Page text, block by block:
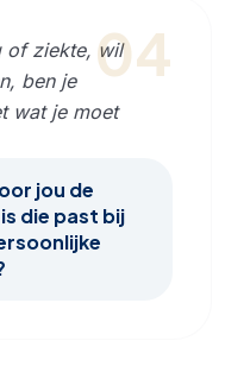
04
of ziekte, wil
ben je
wat je moet
jou de
die past bij